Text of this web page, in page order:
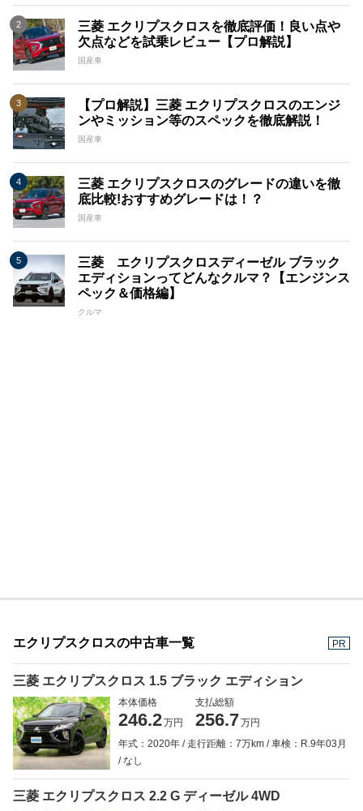
三菱 エクリプスクロスを徹底評価！良い点や
欠点などを試乗レビュー【プロ解説】
国産車
【プロ解説】三菱 エクリプスクロスのエンジ
ンやミッション等のスペックを徹底解説！
国産車
三菱 エクリプスクロスのグレードの違いを徹
底比較!おすすめグレードは！？
国産車
三菱 エクリプスクロスディーゼル ブラック
エディションってどんなクルマ？【エンジンス
ペック＆価格編】
クルマ
エクリプスクロスの中古車一覧 PR
三菱 エクリプスクロス 1.5 ブラック エディション
本体価格
246.2万円
支払総額
256.7万円
年式：2020年
走行距離：7万km
車検：R.9年03月
なし
三菱 エクリプスクロス 2.2 G ディーゼル 4WD